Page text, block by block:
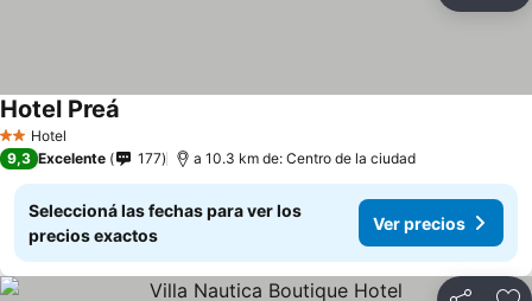
2 Estrellas
Hotel
Hotel Preá
9,3 Excelente 177 a 10.3 km de: Centro de la ciudad
Seleccioná las fechas para ver los
precios exactos
Ver precios